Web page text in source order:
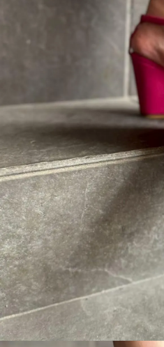
30,580円(税2,780円)
35
30,580円(税2,780円)
SOLD OUT
36
30,580円(税2,780円)
SOLD OUT
37
30,580円(税2,780円)
在庫：1